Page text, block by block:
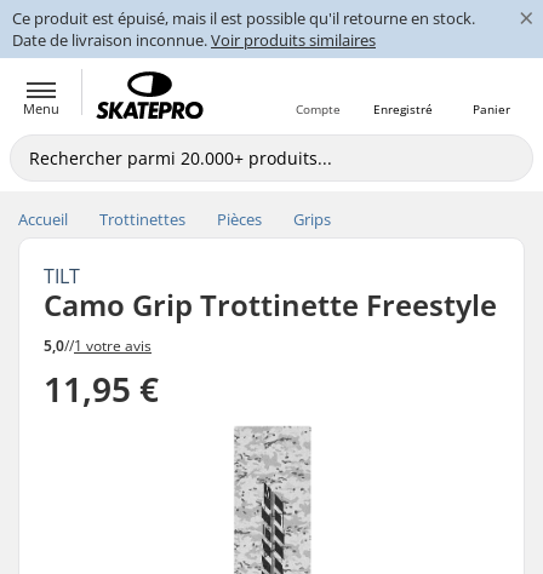
Ce produit est épuisé, mais il est possible qu'il retourne en stock.
Date de livraison inconnue.Voir produits similaires
×
Menu Panier
Enregistré
Compte
Accueil Trottinettes Pièces Grips
TILT
Camo Grip Trottinette Freestyle
5,0//1 votre avis
11,95 €